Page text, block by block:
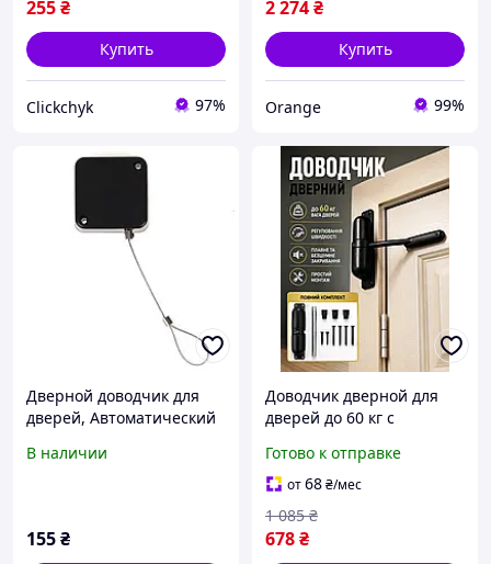
255₴
Купить
Clickchyk 97%
2 274₴
Купить
Orange 99%
Дверной доводчик для
дверей, Автоматический
Closer
В наличии
155₴
Доводчик дверной для
дверей до 60 кг с
MALATEC REM-678
Готово к отправке
от68₴/мес
678₴
1 085 ₴